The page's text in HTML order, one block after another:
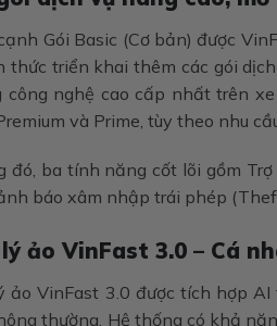
Gói Basic (Cơ bản) được
thức triển khai thêm các gói
công nghệ cao cấp nhất trên
và Prime, tùy theo nhu
đó, ba tính năng cốt lõi gồm
báo xâm nhập trái phép
ảo VinFast 3.0 – Cá
ảo VinFast 3.0 được tích hợp
thường. Hệ thống có khả